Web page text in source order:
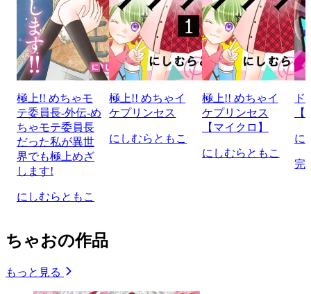
極上!! めちゃモ
テ委員長-外伝-め
ちゃモテ委員長
だった私が異世
界でも極上めざ
します!
にしむらともこ
極上!! めちゃイ
ケプリンセス
にしむらともこ
極上!! めちゃイ
ケプリンセス
【マイクロ】
にしむらともこ
ド
に
完
ちゃおの作品
もっと見る